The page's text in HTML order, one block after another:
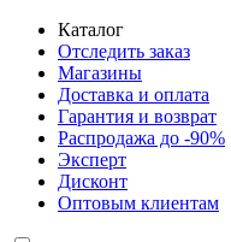
Каталог
Отследить заказ
Магазины
Доставка и оплата
Гарантия и возврат
Распродажа до -90%
Эксперт
Дисконт
Оптовым клиентам